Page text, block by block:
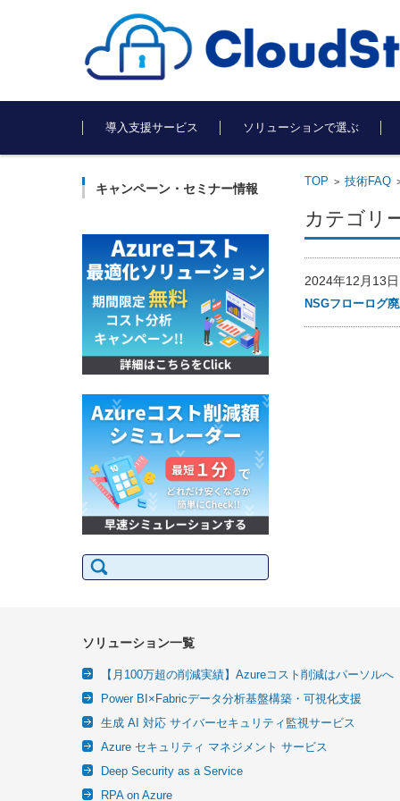
コンテンツに移動
導入支援サービス
ソリューションで選ぶ
TOP > 技術FAQ
カテゴリ
2024年12月
NSGフローログ
キャンペーン・セミナー情報
検
索:
ソリューション一覧
【月100万超の削減実績】Azureコスト削減はパーソルへ
Power BI×Fabricデータ分析基盤構築・可視化支援
生成 AI 対応 サイバーセキュリティ監視サービス
Azure セキュリティ マネジメント サービス
Deep Security as a Service
RPA on Azure